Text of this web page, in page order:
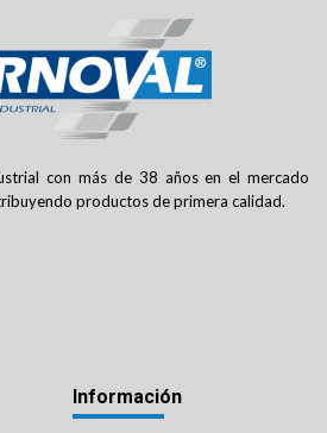
con más de 38 años en el mercado
productos de primera calidad.
Información